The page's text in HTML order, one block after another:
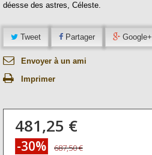
déesse des astres, Céleste.
Tweet Partager Google+
Envoyer à un ami
Imprimer
481,25 €
-30% 687,50 €